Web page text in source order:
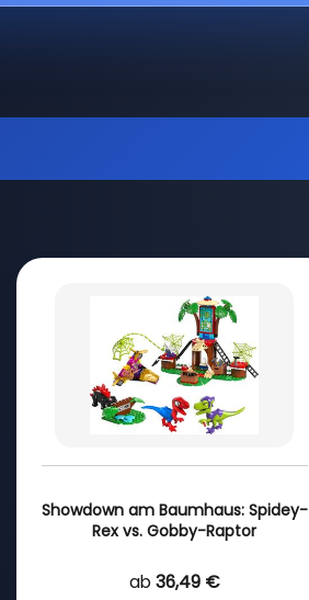
Showdown am Baumhaus: Spidey-
Rex vs. Gobby-Raptor
ab 36,49 €